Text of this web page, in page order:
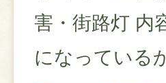
害・街路灯 内
になっている